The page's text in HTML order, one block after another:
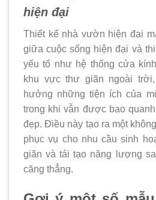
hiện đại
Thiết kế nhà vườn hiện đại
giữa cuộc sống hiện đại và
yếu tố như hệ thống cửa
khu vực thư giãn ngoài
hưởng những tiện ích của
trong khi vẫn được bao
đẹp. Điều này tạo ra một
phục vụ cho nhu cầu sinh
giãn và tái tạo năng lượng
căng thẳng.